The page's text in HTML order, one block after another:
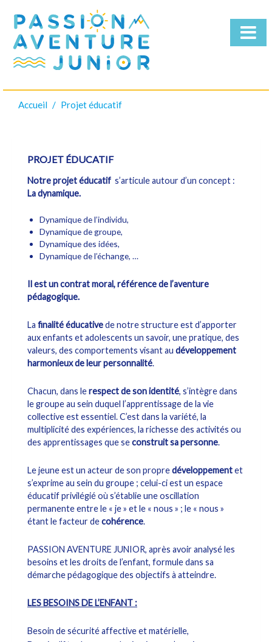
Qui
Séjours
Télécharger
Accueil Projet éducatif
PROJET ÉDUCATIF
Notre projet éducatif s’articule autour d’un concept :
La dynamique.
Dynamique de l’individu,
Dynamique de groupe,
Dynamique des idées,
Dynamique de l’échange, …
Il est un contrat moral, référence de l’aventure
pédagogique.
La finalité éducativede notre structure est d’apporter
aux enfants et adolescents un savoir, une pratique, des
valeurs, des comportements visant au développement
harmonieux de leur personnalité.
Chacun, dans lerespect de son identité, s’intègre dans
le groupe au sein duquel l’apprentissage de la vie
collective est essentiel. C’est dans la variété, la
multiplicité des expériences, la richesse des activités ou
des apprentissages que seconstruit sa personne.
Le jeune est un acteur de son propredéveloppementet
s’exprime au sein du groupe ; celui-ci est un espace
éducatif privilégié où s’établie une oscillation
permanente entre le « je » et le « nous » ; le « nous »
étant le facteur decohérence.
PASSION AVENTURE JUNIOR, après avoir analysé les
besoins et les droits de l’enfant, formule dans sa
démarche pédagogique des objectifs à atteindre.
LES BESOINS DE L’ENFANT :
Besoin de sécurité affective et matérielle,